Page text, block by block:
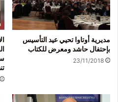
مديرية أوتاوا تحيي عيد التأسيس
بإحتفال حاشد ومعرض للكتاب
23/11/2018